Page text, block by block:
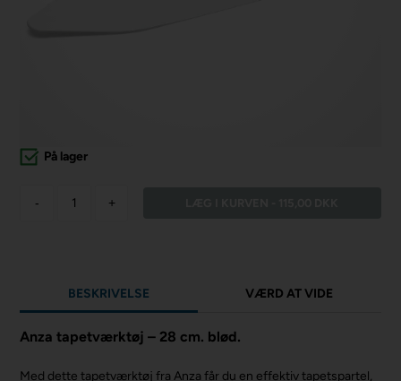
På lager
- +
BESKRIVELSE VÆRD AT VIDE
Anza tapetværktøj – 28 cm. blød.
Med dette tapetværktøj fra Anza får du en effektiv tapetspartel,